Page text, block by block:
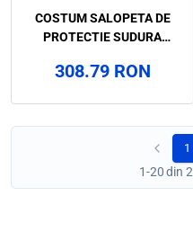
COSTUM SALOPETA DE
PROTECTIE SUDURA
(9021)
308.79 RON
1-20 din
1